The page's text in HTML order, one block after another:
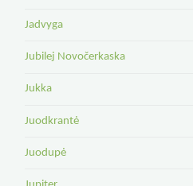
Jadvyga
Jubilej Novočerkaska
Jukka
Juodkrantė
Juodupė